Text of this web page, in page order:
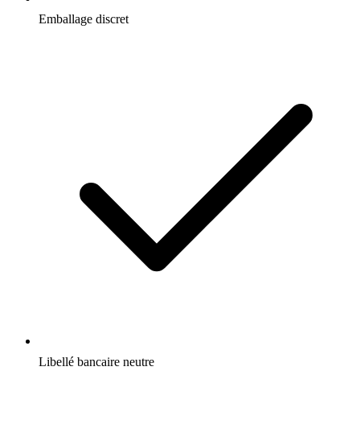
Emballage discret
Libellé bancaire neutre